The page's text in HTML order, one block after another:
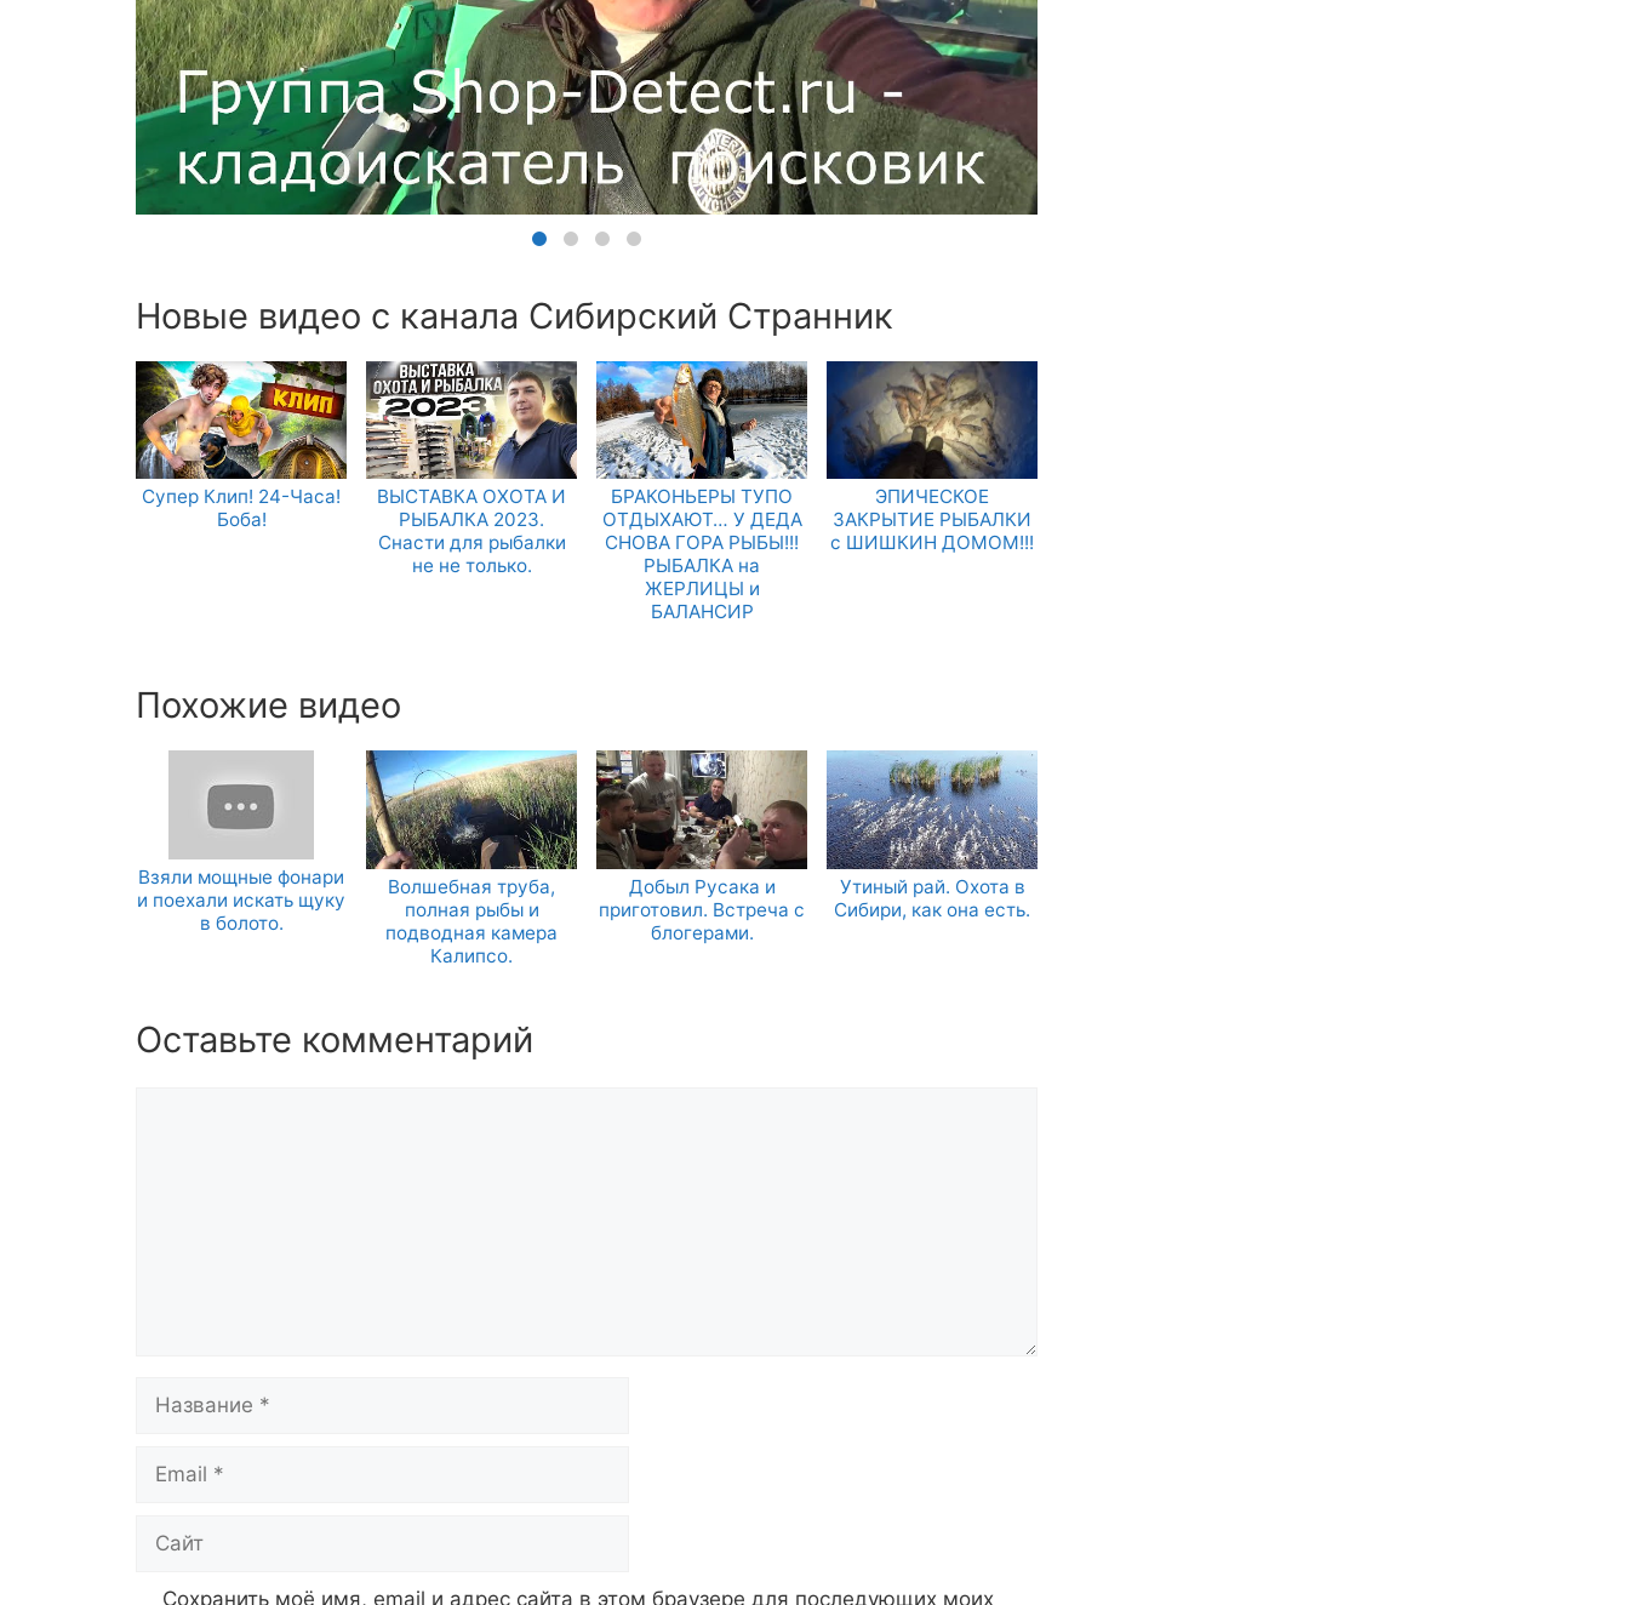
Новые видео с канала Сибирский Странник
Супер Клип! 24-Часа!
Боба!
ВЫСТАВКА ОХОТА И
РЫБАЛКА 2023.
Снасти для рыбалки
не не только.
БРАКОНЬЕРЫ ТУПО
ОТДЫХАЮТ… У ДЕДА
СНОВА ГОРА РЫБЫ!!!
РЫБАЛКА на
ЖЕРЛИЦЫ и
БАЛАНСИР
ЭПИЧЕСКОЕ
ЗАКРЫТИЕ РЫБАЛКИ
с ШИШКИН ДОМОМ!!!
Похожие видео
Взяли мощные фонари
и поехали искать щуку
в болото.
Волшебная труба,
полная рыбы и
подводная камера
Калипсо.
Добыл Русака и
приготовил. Встреча с
блогерами.
Утиный рай. Охота в
Сибири, как она есть.
Оставьте комментарий
Сохранить моё имя, email и адрес сайта в этом браузере для последующих моих